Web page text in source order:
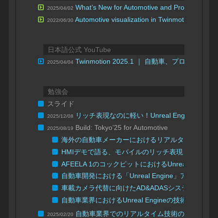
2025/04/02 What’s New for Automotive and Product
2022/06/30 Automotive visualization in Twinmotion
日本語公式 YouTube
2025/04/04 Twinmotion 2025.1 ｜ 自動車、プロダクト
勉強会
スライド
2025/12/08 リッチ表現なのに軽い！Unreal Engineだか
2025/08/19 Build: Tokyo’25 for Automotive
海外の自動車メーカーにおけるリアルタイム技術
HMIデモで語る、モバイルのリッチ表現と最適化
AFEELA 1のコックピットにおけるUnreal Engine
自動車開発における「Unreal Engine」アセット
車載カメラ代替に向けたAD&ADASシステム検証
自動車業界におけるUnreal Engineの技術
2025/02/20 自動車業界でのリアルタイム技術の活用 – 最